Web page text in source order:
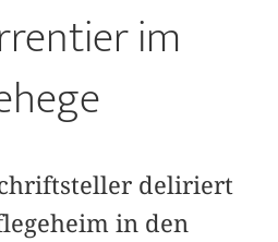
im
deliriert
in den